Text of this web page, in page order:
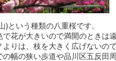
)という種類の八重桜です。
で花が大きいので満開のときは
よりは、枝を大きく広げないの
の幅の狭い歩道や品川区五反田